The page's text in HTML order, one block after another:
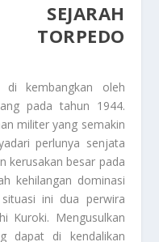
TORPEDO
kembangkan oleh
pada tahun 1944.
militer yang semakin
perlunya senjata
kerusakan besar pada
kehilangan dominasi
ini dua perwira
Kuroki. Mengusulkan
dapat di kendalikan